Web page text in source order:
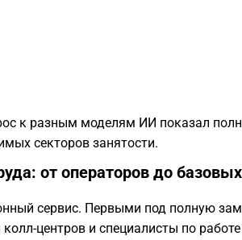
к разным моделям ИИ показал
секторов занятости.
от операторов до
сервис. Первыми под полную
центров и специалисты по